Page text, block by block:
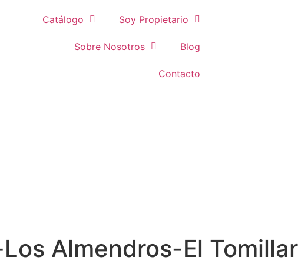
Catálogo Soy Propietario
Sobre Nosotros Blog
Contacto
Almendros-El